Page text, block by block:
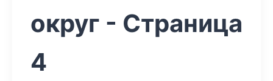
округ - Страница
4